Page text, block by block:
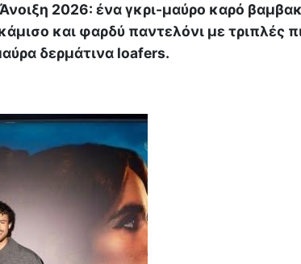
2026: ένα γκρι-μαύρο καρό
και φαρδύ παντελόνι με τριπλές
δερμάτινα loafers.